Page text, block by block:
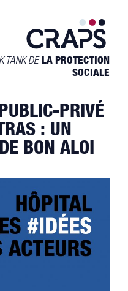
TANK DE LA PROTECTION
SOCIALE
PRIVÉ
: UN
BON ALOI